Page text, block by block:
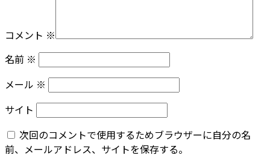
コメント ※
名前 ※
メール ※
サイト
次回のコメントで使用するためブラウザーに自分の名
前、メールアドレス、サイトを保存する。